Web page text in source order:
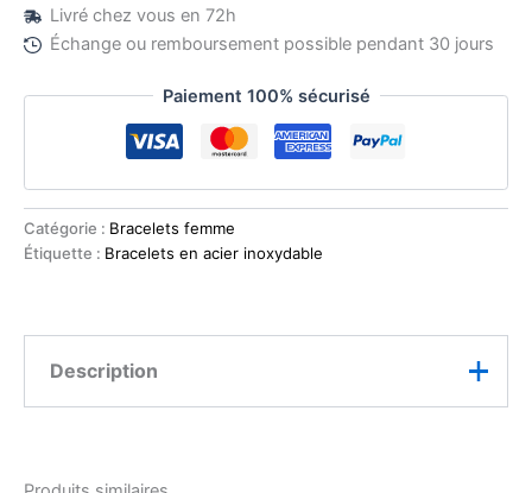
Livré chez vous en 72h
Échange ou remboursement possible pendant 30 jours
Paiement 100% sécurisé
Catégorie : Bracelets femme
Étiquette : Bracelets en acier inoxydable
Description